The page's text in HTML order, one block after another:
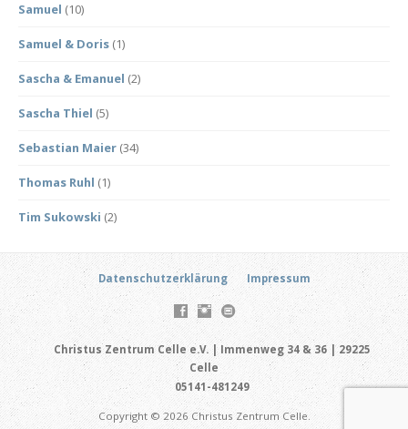
Samuel (10)
Samuel & Doris (1)
Sascha & Emanuel (2)
Sascha Thiel (5)
Sebastian Maier (34)
Thomas Ruhl (1)
Tim Sukowski (2)
Datenschutzerklärung Impressum
Christus Zentrum Celle e.V. | Immenweg 34 & 36 | 29225
Celle
05141-481249
Copyright © 2026 Christus Zentrum Celle.